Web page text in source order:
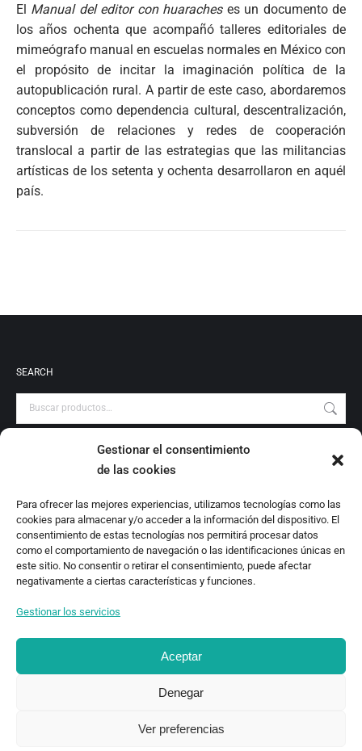
Gestionar el consentimiento
de las cookies
Para ofrecer las mejores experiencias, utilizamos tecnologías como las
cookies para almacenar y/o acceder a la información del dispositivo. El
consentimiento de estas tecnologías nos permitirá procesar datos
como el comportamiento de navegación o las identificaciones únicas en
este sitio. No consentir o retirar el consentimiento, puede afectar
negativamente a ciertas características y funciones.
Gestionar los servicios
Aceptar
Denegar
Ver preferencias
El Manual del editor con huaracheses un documento de
los años ochenta que acompañó talleres editoriales de
mimeógrafo manual en escuelas normales en México con
el propósito de incitar la imaginación política de la
autopublicación rural. A partir de este caso, abordaremos
conceptos como dependencia cultural, descentralización,
subversión de relaciones y redes de cooperación
translocal a partir de las estrategias que las militancias
artísticas de los setenta y ochenta desarrollaron en aquél
país.
SEARCH
PRODUCT CATEGORIES
Catálogo
Escrituras Locales
Estudio
Investigación